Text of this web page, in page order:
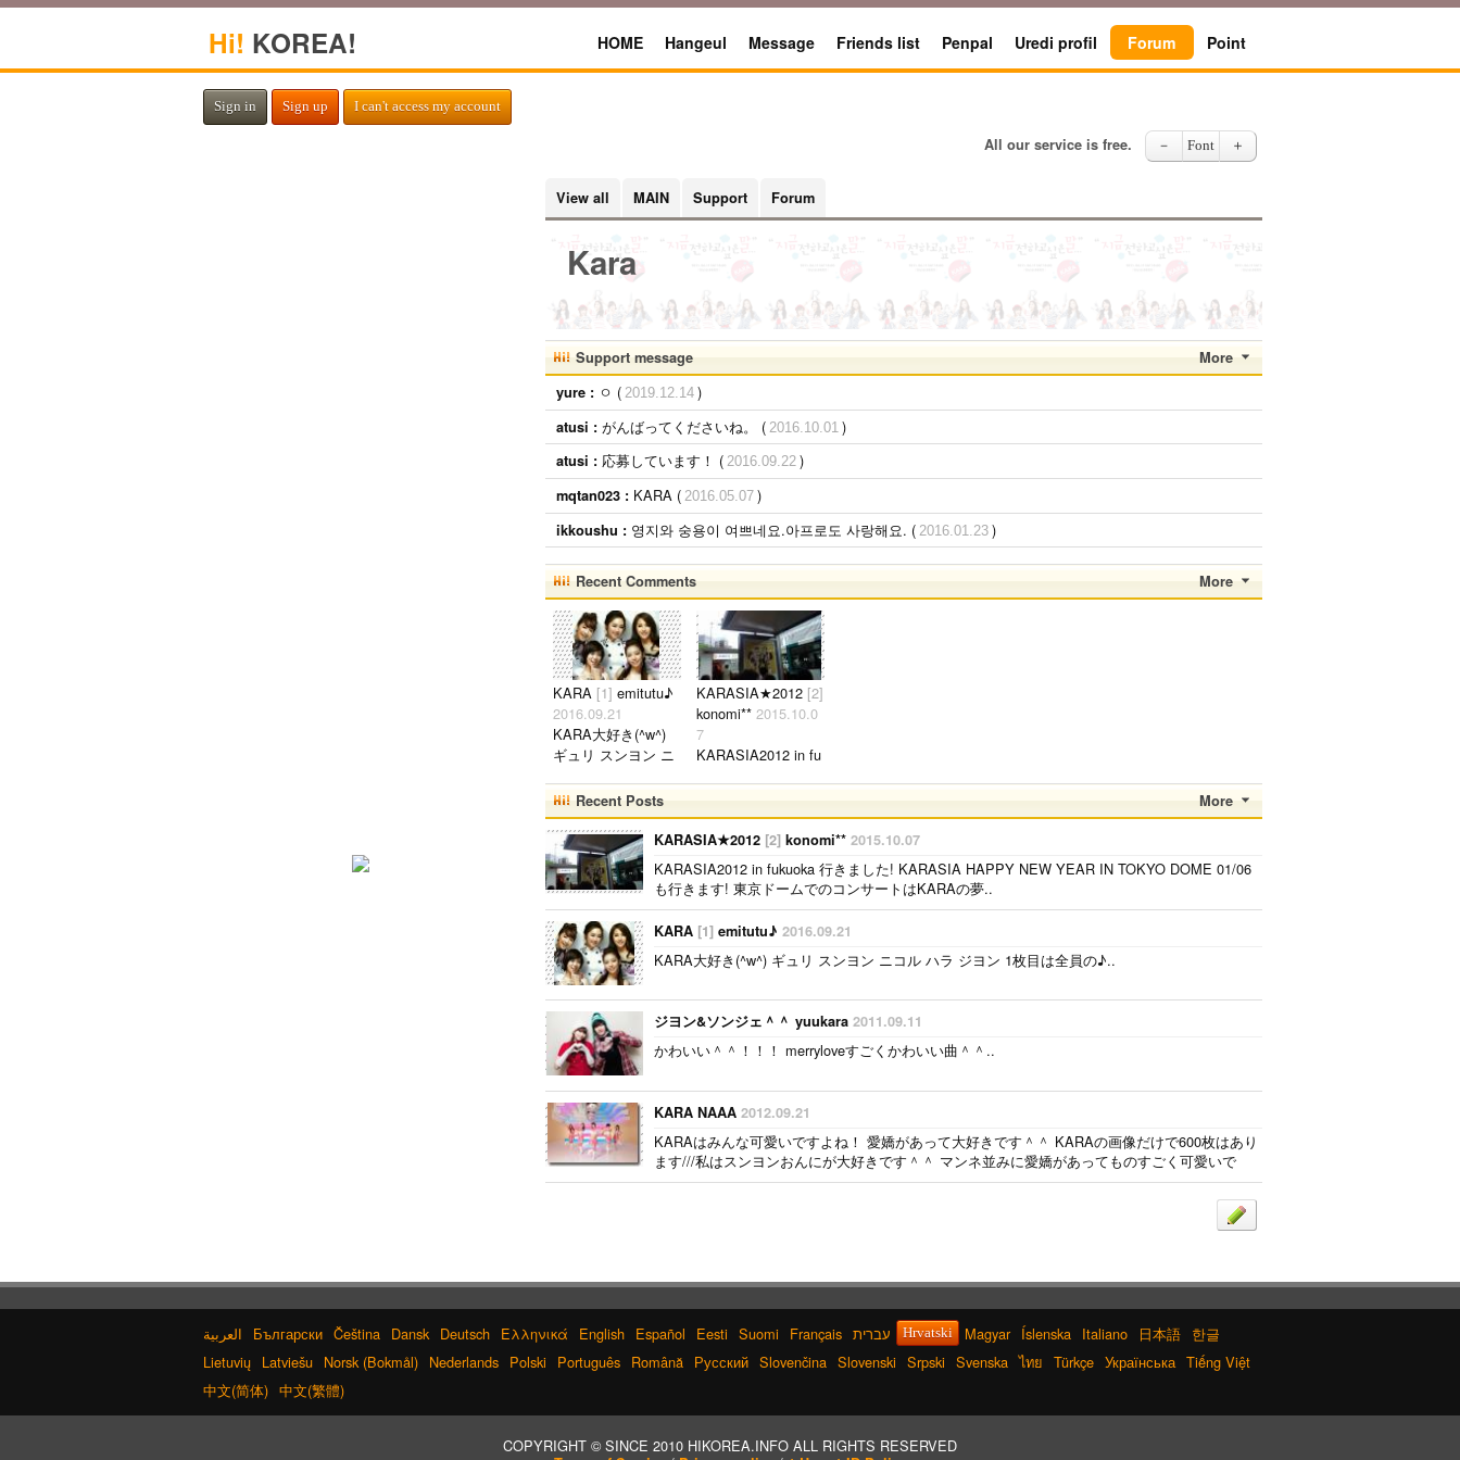
Hi! KOREA! HOME Hangeul Message Friends list Penpal Uredi profil Forum Point
Sign in Sign up I can't access my account
All our service is free. － Font ＋
View all MAIN Support Forum
Kara
More
Support message
yure : ㅇ ( 2019.12.14 )
atusi : がんばってくださいね。 ( 2016.10.01 )
atusi : 応募しています！ ( 2016.09.22 )
mqtan023 : KARA ( 2016.05.07 )
ikkoushu : 영지와 숭용이 여쁘네요.아프로도 사랑해요. ( 2016.01.23 )
More
Recent Comments
KARA [1] emitutu♪
2016.09.21
KARA大好き(^w^)
ギュリ スンヨン ニ
枚目は全員の♪..
KARASIA★2012 [2]
konomi** 2015.10.0
7
KARASIA2012 in fu
NEW YEAR IN TOK
YO DOME 01/06 も
ムでのコンサートは
KARAの夢..
More
Recent Posts
KARASIA★2012 [2] konomi** 2015.10.07
KARASIA2012 in fukuoka 行きました! KARASIA HAPPY NEW YEAR IN TOKYO DOME 01/06
も行きます! 東京ドームでのコンサートはKARAの夢..
KARA [1] emitutu♪ 2016.09.21
KARA大好き(^w^) ギュリ スンヨン ニコル ハラ ジヨン 1枚目は全員の♪..
ジヨン&ソンジェ＾＾ yuukara 2011.09.11
かわいい＾＾！！！ merryloveすごくかわいい曲＾＾..
KARA NAAA 2012.09.21
KARAはみんな可愛いですよね！ 愛嬌があって大好きです＾＾ KARAの画像だけで600枚はあり
ます///私はスンヨンおんにが大好きです＾＾ マンネ並みに愛嬌があってものすごく可愛いで
す！..
Български Čeština Dansk Deutsch Ελληνικά English Español Eesti Suomi Français עברית Hrvatski Magyar Íslenska Italiano 日本語 한글
Lietuvių Latviešu Norsk (Bokmål) Nederlands Polski Português Română Русский Slovenčina Slovenski Srpski Svenska ไทย Türkçe Українська Tiếng Việt
中文(简体) 中文(繁體)
COPYRIGHT © SINCE 2010 HIKOREA.INFO ALL RIGHTS RESERVED